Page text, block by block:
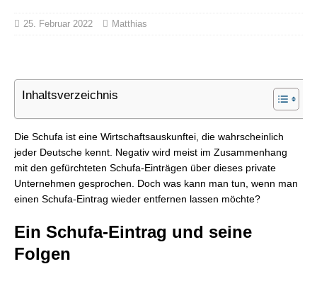
25. Februar 2022 Matthias
Inhaltsverzeichnis
Die Schufa ist eine Wirtschaftsauskunftei, die wahrscheinlich
jeder Deutsche kennt. Negativ wird meist im Zusammenhang
mit den gefürchteten Schufa-Einträgen über dieses private
Unternehmen gesprochen. Doch was kann man tun, wenn man
einen Schufa-Eintrag wieder entfernen lassen möchte?
Ein Schufa-Eintrag und seine
Folgen